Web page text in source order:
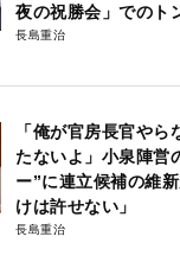
夜の祝勝会」でのト
長島重治
「俺が官房長官や
たないよ」小泉陣営
ー”に連立候補の維
けは許せない」
長島重治